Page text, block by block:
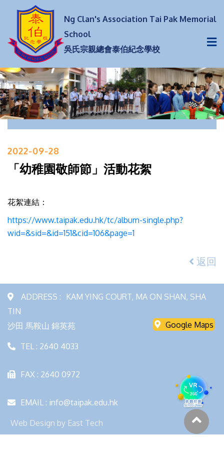
Ng Clan's Association Tai Pak Memorial
School
吳氏宗親總會泰伯紀念學校
2022-09-28
「幼稚園敬師節」活動花絮
花絮連結：
https://www.taipak.edu.hk/tc/album-single.php?
wid=&sid=&id=151&cid=106&page=1
返回
ADDRESS : KAM YING COURT, MA ON SHAN, SHA
TIN
沙田 馬鞍山 錦英苑
Google Maps
TEL : 2640 4033
FAX : 2640 0972
EMAIL : info@taipak.edu.hk
Web Design by East Tech